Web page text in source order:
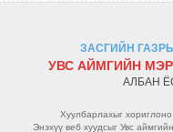
ХИЙВ.
МХЕГ-ЫН ДАРГЫН 2018
ЗАСГИЙН
УВС АЙМГИЙН
АЛБАН
Хуулбарлахыг
Энэхүү веб хуудсыг Увс